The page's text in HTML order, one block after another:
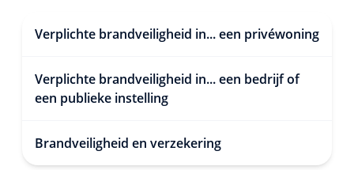
Verplichte brandveiligheid in... een privéwoning
Verplichte brandveiligheid in... een bedrijf of
een publieke instelling
Brandveiligheid en verzekering